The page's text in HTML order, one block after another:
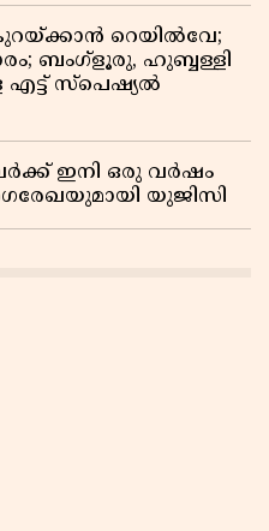
റെയിൽവേ;
ബംഗ്ളൂരു, ഹുബ്ബള്ളി
എട്ട് സ്പെഷ്യൽ
ഇനി ഒരു വർഷം
യുജിസി